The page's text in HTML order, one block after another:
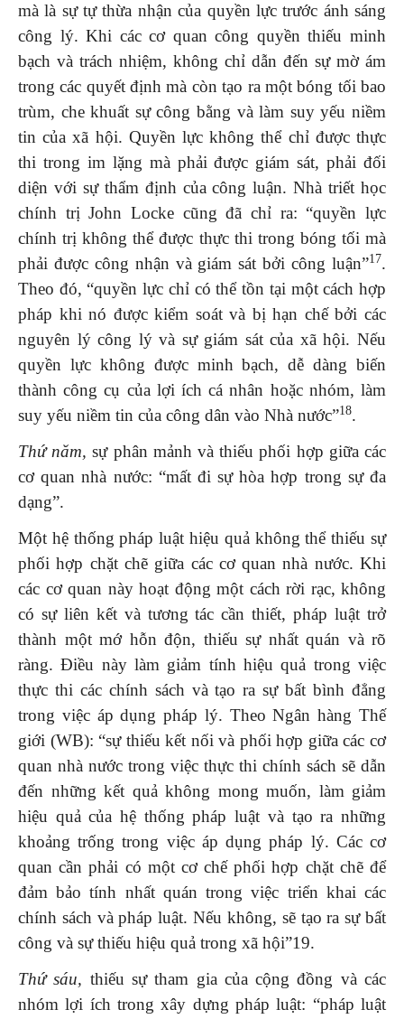
mà là sự tự thừa nhận của quyền lực trước ánh sáng
công lý. Khi các cơ quan công quyền thiếu minh
bạch và trách nhiệm, không chỉ dẫn đến sự mờ ám
trong các quyết định mà còn tạo ra một bóng tối bao
trùm, che khuất sự công bằng và làm suy yếu niềm
tin của xã hội. Quyền lực không thể chỉ được thực
thi trong im lặng mà phải được giám sát, phải đối
diện với sự thẩm định của công luận. Nhà triết học
chính trị John Locke cũng đã chỉ ra: “quyền lực
chính trị không thể được thực thi trong bóng tối mà
phải được công nhận và giám sát bởi công luận”17.
Theo đó, “quyền lực chỉ có thể tồn tại một cách hợp
pháp khi nó được kiểm soát và bị hạn chế bởi các
nguyên lý công lý và sự giám sát của xã hội. Nếu
quyền lực không được minh bạch, dễ dàng biến
thành công cụ của lợi ích cá nhân hoặc nhóm, làm
suy yếu niềm tin của công dân vào Nhà nước”18.
Thứ năm,sự phân mảnh và thiếu phối hợp giữa các
cơ quan nhà nước: “mất đi sự hòa hợp trong sự đa
dạng”.
Một hệ thống pháp luật hiệu quả không thể thiếu sự
phối hợp chặt chẽ giữa các cơ quan nhà nước. Khi
các cơ quan này hoạt động một cách rời rạc, không
có sự liên kết và tương tác cần thiết, pháp luật trở
thành một mớ hỗn độn, thiếu sự nhất quán và rõ
ràng. Điều này làm giảm tính hiệu quả trong việc
thực thi các chính sách và tạo ra sự bất bình đẳng
trong việc áp dụng pháp lý. Theo Ngân hàng Thế
giới (WB): “sự thiếu kết nối và phối hợp giữa các cơ
quan nhà nước trong việc thực thi chính sách sẽ dẫn
đến những kết quả không mong muốn, làm giảm
hiệu quả của hệ thống pháp luật và tạo ra những
khoảng trống trong việc áp dụng pháp lý. Các cơ
quan cần phải có một cơ chế phối hợp chặt chẽ để
đảm bảo tính nhất quán trong việc triển khai các
chính sách và pháp luật. Nếu không, sẽ tạo ra sự bất
công và sự thiếu hiệu quả trong xã hội”19.
Thứ sáu, thiếu sự tham gia của cộng đồng và các
nhóm lợi ích trong xây dựng pháp luật: “pháp luật